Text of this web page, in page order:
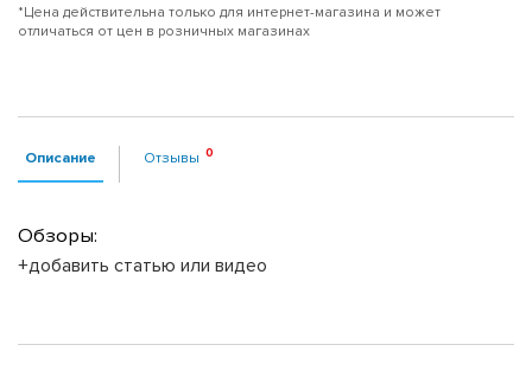
*Цена действительна только для интернет-магазина и может
отличаться от цен в розничных магазинах
Описание Отзывы
Обзоры:
+добавить статью или видео